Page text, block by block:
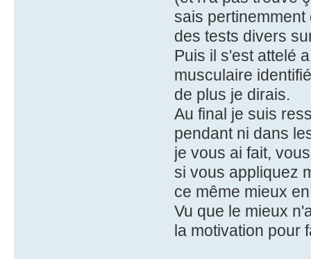
sais
des tests divers
Puis il s'est attelé
musculaire
de plus je dirais.
Au final je suis
pendant ni dans
je vous ai fait,
si vous appliquez
ce même mieux
Vu que le mieux
la motivation pour